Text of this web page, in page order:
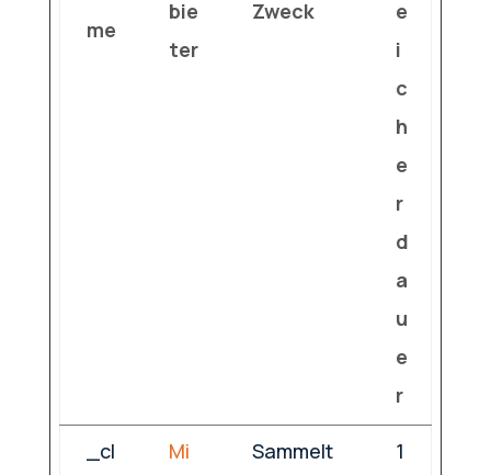
me
bie
ter
Zweck
e
i
c
h
e
r
d
a
u
e
r
_cl
Mi
Sammelt
1